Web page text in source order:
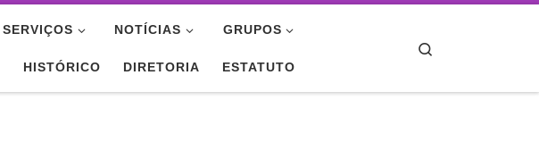
SERVIÇOS NOTÍCIAS GRUPOS
HISTÓRICO DIRETORIA ESTATUTO